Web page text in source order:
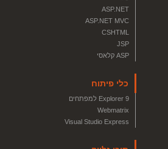
ASP.NET
ASP.NET MVC
CSHTML
JSP
ASP קלאסי
כלי פיתוח
Explorer 9 למפתחים
Webmatrix
Visual Studio Express